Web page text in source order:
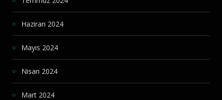
Haziran 2024
Mayıs 2024
Nisan 2024
Mart 2024